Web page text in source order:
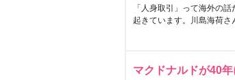
「人身取引」って海外の
起きています。川島海荷さ
マクドナルドが40